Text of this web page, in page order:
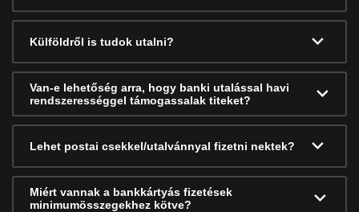
Külföldről is tudok utalni?
Van-e lehetőség arra, hogy banki utalással havi
rendszerességgel támogassalak titeket?
Lehet postai csekkel/utalvánnyal fizetni nektek?
Miért vannak a bankkártyás fizetések
minimumösszegekhez kötve?